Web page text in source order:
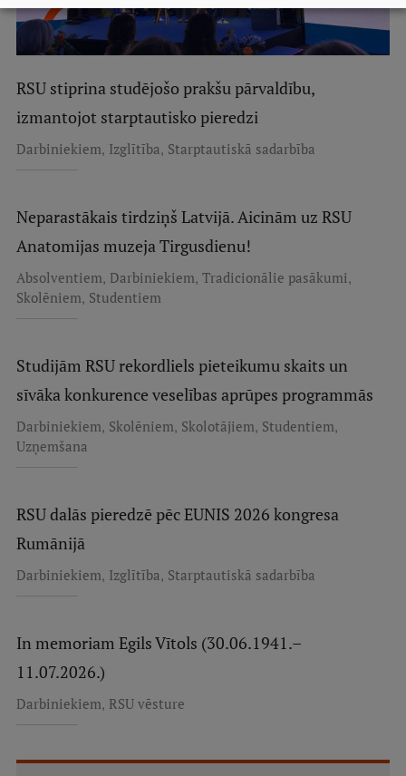
Starptautiskā sadarbība
Mobilitātes programmas
Starptautiskie projekti
EURAXESS RSU kontaktpunkts
EATRIS koordinators Latvijā
RSU stiprina studējošo prakšu pārvaldību,
izmantojot starptautisko pieredzi
Darbiniekiem, Izglītība, Starptautiskā sadarbība
Neparastākais tirdziņš Latvijā. Aicinām uz RSU
Anatomijas muzeja Tirgusdienu!
Absolventiem, Darbiniekiem, Tradicionālie pasākumi,
Skolēniem, Studentiem
Studijām RSU rekordliels pieteikumu skaits un
sīvāka konkurence veselības aprūpes programmās
Darbiniekiem, Skolēniem, Skolotājiem, Studentiem,
Uzņemšana
RSU dalās pieredzē pēc EUNIS 2026 kongresa
Rumānijā
Darbiniekiem, Izglītība, Starptautiskā sadarbība
In memoriam Egils Vītols (30.06.1941.–
11.07.2026.)
Darbiniekiem, RSU vēsture